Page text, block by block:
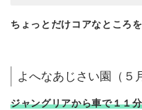
ちょっとだけコアなところ
よへなあじさい園（５
ジャングリアから車で１１分